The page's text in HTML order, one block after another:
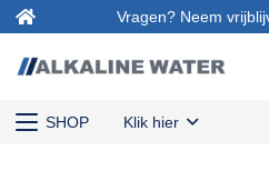
Vragen? Neem
SHOP Klik hier